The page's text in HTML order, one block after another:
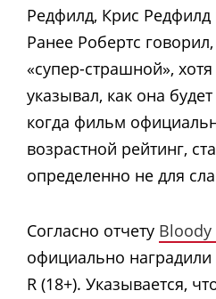
Редфилд, Крис
Ранее Робертс
«супер-страшной»,
указывал, как она
когда фильм
возрастной рейтинг,
определенно не для
Согласно отчету
официально
R (18+). Указывается,